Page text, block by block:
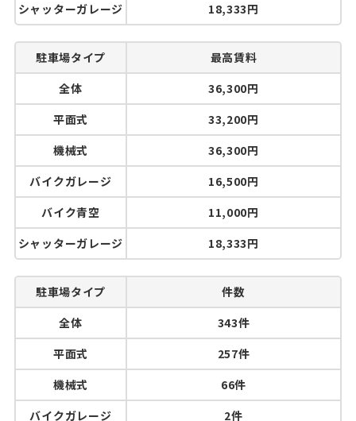
シャッターガレージ
18,333円
駐車場タイプ
最高賃料
全体
36,300円
平面式
33,200円
機械式
36,300円
バイクガレージ
16,500円
バイク青空
11,000円
シャッターガレージ
18,333円
駐車場タイプ
件数
全体
343件
平面式
257件
機械式
66件
バイクガレージ
2件